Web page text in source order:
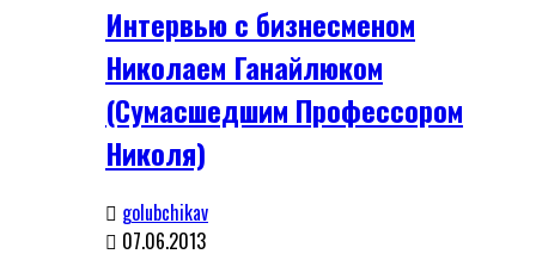
Интервью с бизнесменом
Николаем Ганайлюком
(Сумасшедшим Профессором
Николя)
golubchikav
07.06.2013